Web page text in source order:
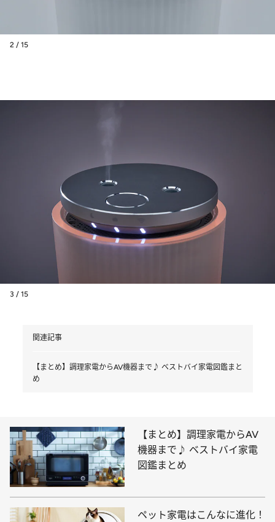
2 / 15
3 / 15
関連記事
【まとめ】調理家電からAV機器まで♪ ベストバイ家電図鑑まと
め
【まとめ】調理家電からAV
機器まで♪ ベストバイ家電
図鑑まとめ
ペット家電はこんなに進化！